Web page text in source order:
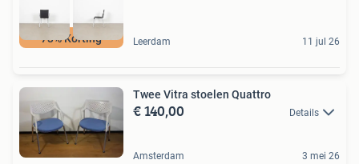
73% Korting Leerdam 11 jul 26
Twee Vitra stoelen Quattro
€ 140,00 Details
Amsterdam 3 mei 26